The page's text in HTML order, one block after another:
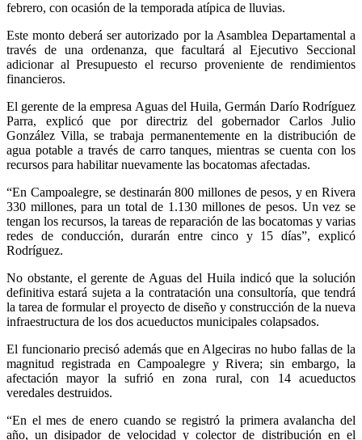
febrero, con ocasión de la temporada atípica de lluvias.
Este monto deberá ser autorizado por la Asamblea Departamental a
través de una ordenanza, que facultará al Ejecutivo Seccional
adicionar al Presupuesto el recurso proveniente de rendimientos
financieros.
El gerente de la empresa Aguas del Huila, Germán Darío Rodríguez
Parra, explicó que por directriz del gobernador Carlos Julio
González Villa, se trabaja permanentemente en la distribución de
agua potable a través de carro tanques, mientras se cuenta con los
recursos para habilitar nuevamente las bocatomas afectadas.
“En Campoalegre, se destinarán 800 millones de pesos, y en Rivera
330 millones, para un total de 1.130 millones de pesos. Un vez se
tengan los recursos, la tareas de reparación de las bocatomas y varias
redes de conducción, durarán entre cinco y 15 días”, explicó
Rodríguez.
No obstante, el gerente de Aguas del Huila indicó que la solución
definitiva estará sujeta a la contratación una consultoría, que tendrá
la tarea de formular el proyecto de diseño y construcción de la nueva
infraestructura de los dos acueductos municipales colapsados.
El funcionario precisó además que en Algeciras no hubo fallas de la
magnitud registrada en Campoalegre y Rivera; sin embargo, la
afectación mayor la sufrió en zona rural, con 14 acueductos
veredales destruidos.
“En el mes de enero cuando se registró la primera avalancha del
año, un disipador de velocidad y colector de distribución en el